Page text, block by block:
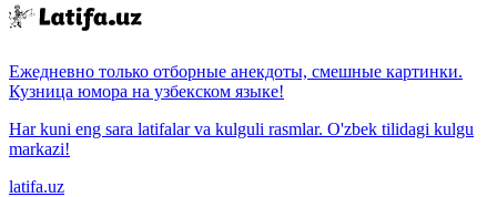
Ежедневно только отборные анекдоты, смешные картинки.
Кузница юмора на узбекском языке!
Har kuni eng sara latifalar va kulguli rasmlar. O'zbek tilidagi kulgu
markazi!
latifa.uz